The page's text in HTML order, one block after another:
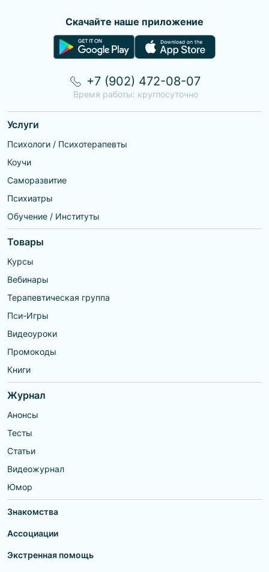
Скачайте наше приложение
Услуги
Психологи / Психотерапевты
Коучи
Саморазвитие
Психиатры
Обучение / Институты
Товары
Курсы
Вебинары
Терапевтическая группа
Пси-Игры
Видеоуроки
Промокоды
Книги
Журнал
Анонсы
Тесты
Статьи
Видеожурнал
Юмор
Знакомства
Ассоциации
Экстренная помощь
+7 (902) 472-08-07
Время работы: круглосуточно